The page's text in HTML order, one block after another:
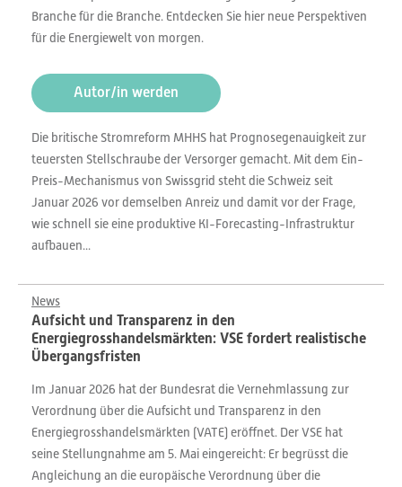
Branche für die Branche. Entdecken Sie hier neue Perspektiven
für die Energiewelt von morgen.
Autor/in werden
Die britische Stromreform MHHS hat Prognosegenauigkeit zur
teuersten Stellschraube der Versorger gemacht. Mit dem Ein-
Preis-Mechanismus von Swissgrid steht die Schweiz seit
Januar 2026 vor demselben Anreiz und damit vor der Frage,
wie schnell sie eine produktive KI-Forecasting-Infrastruktur
aufbauen...
News
Aufsicht und Transparenz in den
Energiegrosshandelsmärkten: VSE fordert realistische
Übergangsfristen
Im Januar 2026 hat der Bundesrat die Vernehmlassung zur
Verordnung über die Aufsicht und Transparenz in den
Energiegrosshandelsmärkten (VATE) eröffnet. Der VSE hat
seine Stellungnahme am 5. Mai eingereicht: Er begrüsst die
Angleichung an die europäische Verordnung über die